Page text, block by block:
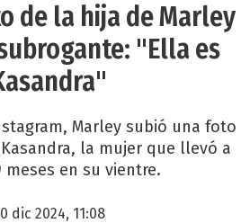
de la hija de Marley
"Ella es
Marley subió una foto
la mujer que llevó a
meses en su vientre.
dic 2024, 11:08